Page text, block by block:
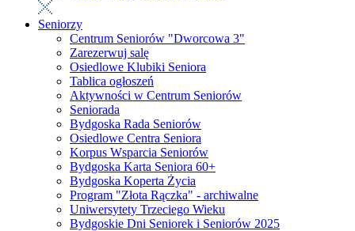
Seniorzy
Centrum Seniorów "Dworcowa 3"
Zarezerwuj salę
Osiedlowe Klubiki Seniora
Tablica ogłoszeń
Aktywności w Centrum Seniorów
Seniorada
Bydgoska Rada Seniorów
Osiedlowe Centra Seniora
Korpus Wsparcia Seniorów
Bydgoska Karta Seniora 60+
Bydgoska Koperta Życia
Program "Złota Rączka" - archiwalne
Uniwersytety Trzeciego Wieku
Bydgoskie Dni Seniorek i Seniorów 2025